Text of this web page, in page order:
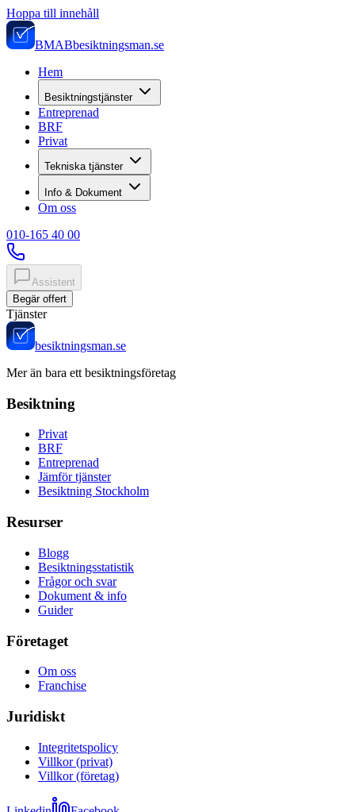
Hoppa till innehåll
BMABbesiktningsman.se
Hem
Besiktningstjänster
Entreprenad
BRF
Privat
Tekniska tjänster
Info & Dokument
Om oss
010-165 40 00
Assistent
Begär offert
Tjänster
besiktningsman.se
Mer än bara ett besiktningsföretag
Besiktning
Privat
BRF
Entreprenad
Jämför tjänster
Besiktning Stockholm
Resurser
Blogg
Besiktningsstatistik
Frågor och svar
Dokument & info
Guider
Företaget
Om oss
Franchise
Juridiskt
Integritetspolicy
Villkor (privat)
Villkor (företag)